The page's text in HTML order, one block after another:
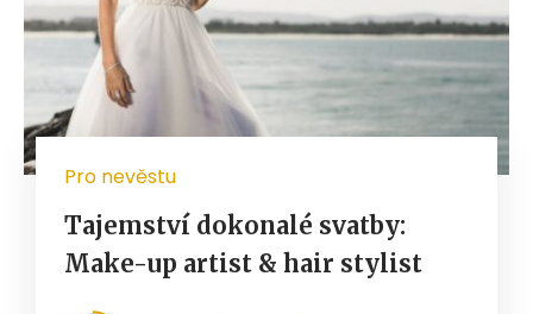
Pro nevěstu
Tajemství dokonalé svatby:
Make-up artist & hair stylist